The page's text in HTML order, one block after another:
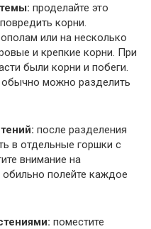
проделайте это
корни.
или на несколько
и крепкие корни. При
были корни и побеги.
можно разделить
после разделения
в отдельные горшки с
внимание на
полейте каждое
поместите